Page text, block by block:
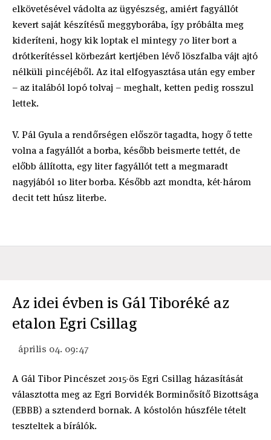
elkövetésével vádolta az ügyészség, amiért fagyállót
kevert saját készítésű meggyborába, így próbálta meg
kideríteni, hogy kik loptak el mintegy 70 liter bort a
drótkerítéssel körbezárt kertjében lévő löszfalba vájt ajtó
nélküli pincéjéből. Az ital elfogyasztása után egy ember
– az italából lopó tolvaj – meghalt, ketten pedig rosszul
lettek.
V. Pál Gyula a rendőrségen először tagadta, hogy ő tette
volna a fagyállót a borba, később beismerte tettét, de
előbb állította, egy liter fagyállót tett a megmaradt
nagyjából 10 liter borba. Később azt mondta, két-három
decit tett húsz literbe.
Az idei évben is Gál Tiboréké az
etalon Egri Csillag
április 04. 09:47
A Gál Tibor Pincészet 2015-ös Egri Csillag házasítását
választotta meg az Egri Borvidék Borminősítő Bizottsága
(EBBB) a sztenderd bornak. A kóstolón húszféle tételt
teszteltek a bírálók.